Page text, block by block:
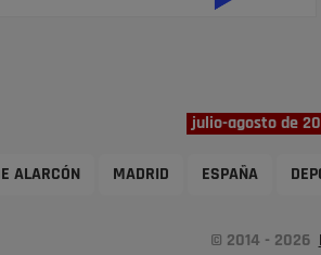
julio-agosto de
ALARCÓN MADRID ESPAÑA
© 2014 - 2026